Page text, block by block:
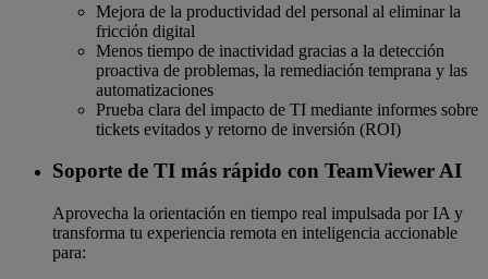
Mejora de la productividad del personal al eliminar la
fricción digital
Menos tiempo de inactividad gracias a la detección
proactiva de problemas, la remediación temprana y las
automatizaciones
Prueba clara del impacto de TI mediante informes sobre
tickets evitados y retorno de inversión (ROI)
Soporte de TI más rápido con TeamViewer AI
Aprovecha la orientación en tiempo real impulsada por IA y
transforma tu experiencia remota en inteligencia accionable
para: